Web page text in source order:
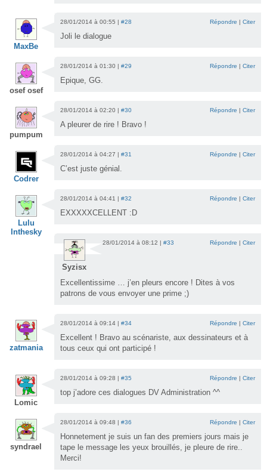
MaxBe
28/01/2014 à 00:55 | #28 Répondre | Citer
Joli le dialogue
osef osef
28/01/2014 à 01:30 | #29 Répondre | Citer
Epique, GG.
pumpum
28/01/2014 à 02:20 | #30 Répondre | Citer
A pleurer de rire ! Bravo !
Codrer
28/01/2014 à 04:27 | #31 Répondre | Citer
C’est juste génial.
Lulu
Inthesky
28/01/2014 à 04:41 | #32 Répondre | Citer
EXXXXXCELLENT :D
Syzisx
28/01/2014 à 08:12 | #33 Répondre | Citer
Excellentissime … j’en pleurs encore ! Dites à vos
patrons de vous envoyer une prime ;)
zatmania
28/01/2014 à 09:14 | #34 Répondre | Citer
Excellent ! Bravo au scénariste, aux dessinateurs et à
tous ceux qui ont participé !
Lomic
28/01/2014 à 09:28 | #35 Répondre | Citer
top j’adore ces dialogues DV Administration ^^
syndrael
28/01/2014 à 09:48 | #36 Répondre | Citer
Honnetement je suis un fan des premiers jours mais je
tape le message les yeux brouillés, je pleure de rire..
Merci!